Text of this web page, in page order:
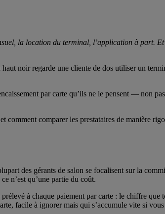
la location du terminal, l’application à part.
par carte qu’ils ne le pensent — non
comparer les prestataires de manière
des gérants de salon se focalisent sur la
n’est qu’une partie du coût.
prélevé à chaque paiement par carte : le chiffre
facile à ignorer mais qui s’accumule vite si